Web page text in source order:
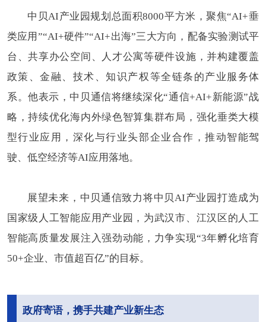
中贝AI产业园规划总面积8000平方米，聚焦“AI+垂
类应用”“AI+硬件”“AI+出海”三大方向，配备实验测试平
台、共享办公空间、人才公寓等硬件设施，并构建覆盖
政策、金融、技术、知识产权等全链条的产业服务体
系。他表示，中贝通信将继续深化“通信+AI+新能源”战
略，持续优化海内外绿色智算集群布局，强化垂类大模
型行业应用，深化与行业头部企业合作，推动智能驾
驶、低空经济等AI应用落地。
展望未来，中贝通信致力将中贝AI产业园打造成为
国家级人工智能应用产业园，为武汉市、江汉区的人工
智能高质量发展注入强劲动能，力争实现“3年孵化培育
50+企业、市值超百亿”的目标。
政府寄语，携手共建产业新生态